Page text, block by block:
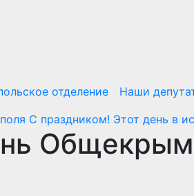
отделение Наши
С праздником! Этот день в